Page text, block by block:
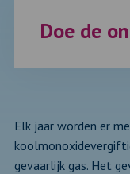
Doe de
Elk jaar worden er
gevaarlijk gas. Het